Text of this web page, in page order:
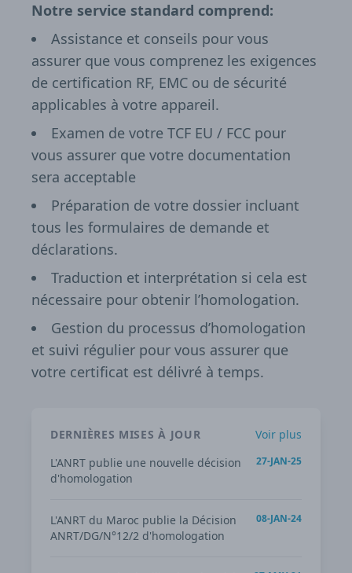
Notre service standard comprend:
Assistance et conseils pour vous
assurer que vous comprenez les exigences
de certification RF, EMC ou de sécurité
applicables à votre appareil.
Examen de votre TCF EU / FCC pour
vous assurer que votre documentation
sera acceptable
Préparation de votre dossier incluant
tous les formulaires de demande et
déclarations.
Traduction et interprétation si cela est
nécessaire pour obtenir l’homologation.
Gestion du processus d’homologation
et suivi régulier pour vous assurer que
votre certificat est délivré à temps.
DERNIÈRES MISES À JOUR
Voir plus
L'ANRT publie une nouvelle décision
d'homologation
27-JAN-25
L'ANRT du Maroc publie la Décision
ANRT/DG/N°12/2 d'homologation
08-JAN-24